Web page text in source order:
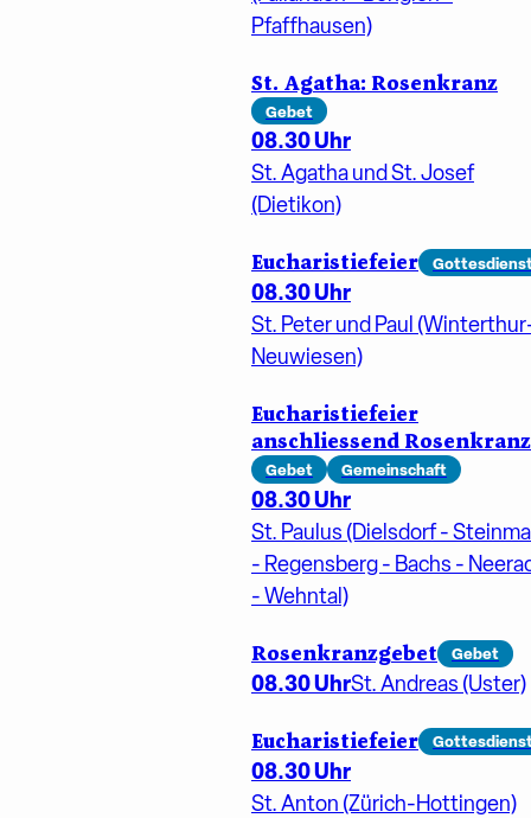
Pfaffhausen)
St. Agatha: Rosenkranz
Gebet
08.30 Uhr
St. Agatha und St. Josef
(Dietikon)
Eucharistiefeier
08.30 Uhr
St. Peter und Paul
Neuwiesen)
Eucharistiefeier
anschliessend Rosenkranz
Gebet Gemeinschaft
08.30 Uhr
St. Paulus (Dielsdorf -
- Regensberg - Bachs -
- Wehntal)
Rosenkranzgebet Gebet
08.30 UhrSt. Andreas (Uster)
Eucharistiefeier
08.30 Uhr
St. Anton (Zürich-Hottingen)